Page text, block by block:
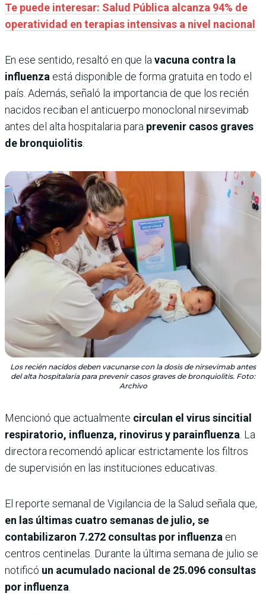
Te puede interesar: Salud Pública alcanza 94% de
operatividad en terapias intensivas a nivel nacional
En ese sentido, resaltó en que la vacuna contra la
influenza está disponible de forma gratuita en todo el
país. Además, señaló la importancia de que los recién
nacidos reciban el anticuerpo monoclonal nirsevimab
antes del alta hospitalaria para prevenir casos graves
de bronquiolitis
Los recién nacidos deben vacunarse con la dosis de nirsevimab antes
del alta hospitalaria para prevenir casos graves de bronquiolitis. Foto:
Archivo
Mencionó que actualmente circulan el virus sincitial
respiratorio, influenza, rinovirus y parainfluenza . La
directora recomendó aplicar estrictamente los filtros
de supervisión en las instituciones educativas.
El reporte semanal de Vigilancia de la Salud señala que,
en las últimas cuatro semanas de julio, se
contabilizaron 7.272 consultas por influenza en
centros centinelas. Durante la última semana de julio se
notificó un acumulado nacional de 25.096 consultas
por influenza